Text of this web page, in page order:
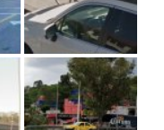


次へ

検索